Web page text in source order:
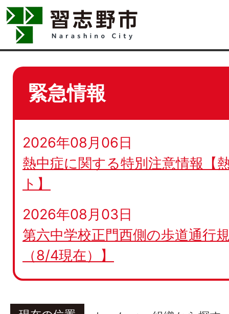
緊急情報
2026年08月06日
熱中症に関する特別注意情報【
ト】
2026年08月03日
第六中学校正門西側の歩道通行
（8/4現在）】